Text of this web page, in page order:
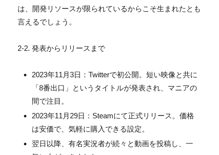
は、 開発リソースが限られているからこそ生まれたとも
言えるでしょう 。
2-2. 発表からリリースまで
2023年11月3日：Twitterで初公開。 短い映像と共に
「8番出口」というタイトルが発表され、 マニアの
間で注目。
2023年11月29日：Steamにて正式リリース。 価格
は安価で、気軽に購入できる設定。
翌日以降、有名実況者が続々と動画を投稿し、 一